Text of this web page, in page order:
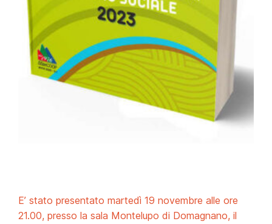
E’ stato presentato martedì 19 novembre alle ore
21.00, presso la sala Montelupo di Domagnano, il